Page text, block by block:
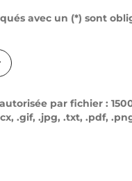
avec un (*) sont
par fichier :
.gif, .jpg, .txt, .pdf,